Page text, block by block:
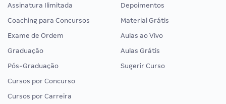
Assinatura Ilimitada
Coaching para Concursos
Exame de Ordem
Graduação
Pós-Graduação
Cursos por Concurso
Cursos por Carreira
Depoimentos
Material Grátis
Aulas ao Vivo
Aulas Grátis
Sugerir Curso